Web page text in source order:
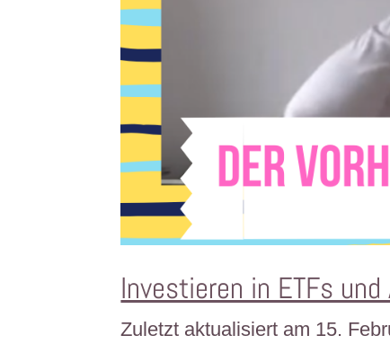
Investieren in ETFs und
Zuletzt aktualisiert am 15.